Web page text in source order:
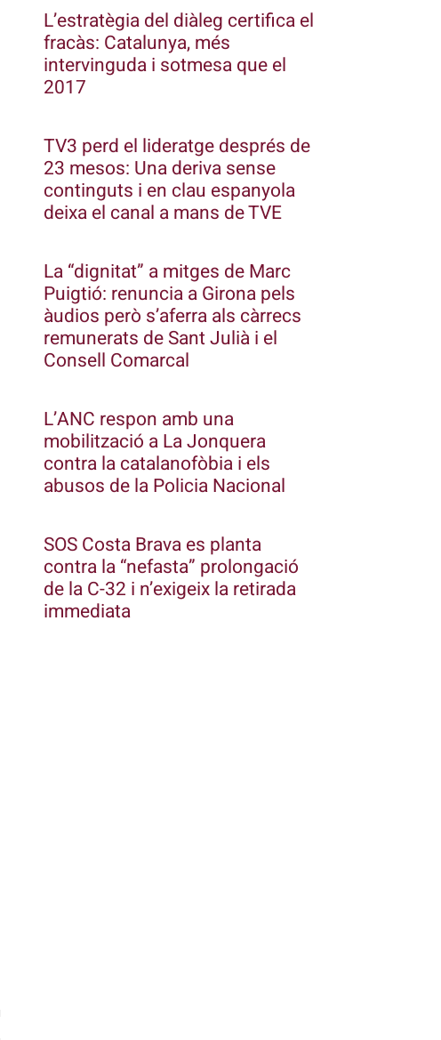
L’estratègia del diàleg certifica el
fracàs: Catalunya, més
intervinguda i sotmesa que el
2017
TV3 perd el lideratge després de
23 mesos: Una deriva sense
continguts i en clau espanyola
deixa el canal a mans de TVE
La “dignitat” a mitges de Marc
Puigtió: renuncia a Girona pels
àudios però s’aferra als càrrecs
remunerats de Sant Julià i el
Consell Comarcal
L’ANC respon amb una
mobilització a La Jonquera
contra la catalanofòbia i els
abusos de la Policia Nacional
SOS Costa Brava es planta
contra la “nefasta” prolongació
de la C-32 i n’exigeix la retirada
immediata